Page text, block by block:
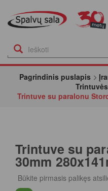
Pagrindinis puslapis
Trintuve su paralonu
Trintuve su
30mm
Būkite pirmasis palikęs